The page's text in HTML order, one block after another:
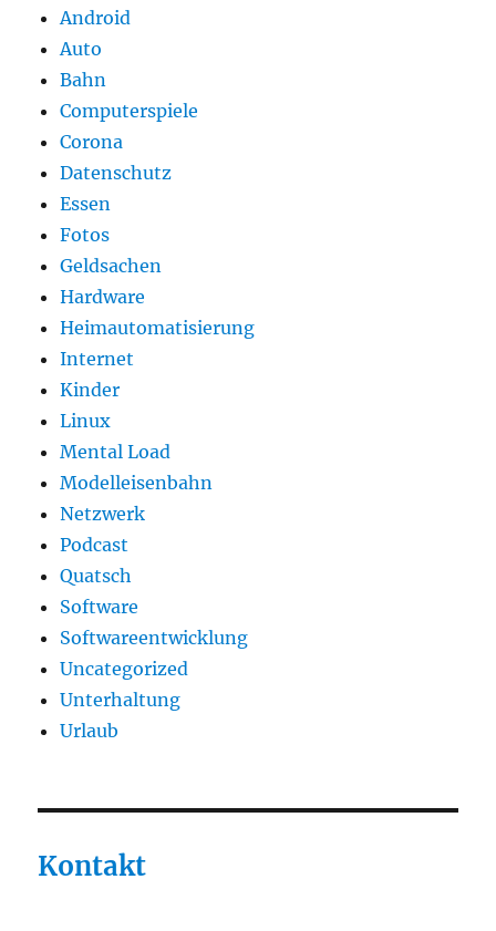
Android
Auto
Bahn
Computerspiele
Corona
Datenschutz
Essen
Fotos
Geldsachen
Hardware
Heimautomatisierung
Internet
Kinder
Linux
Mental Load
Modelleisenbahn
Netzwerk
Podcast
Quatsch
Software
Softwareentwicklung
Uncategorized
Unterhaltung
Urlaub
Kontakt